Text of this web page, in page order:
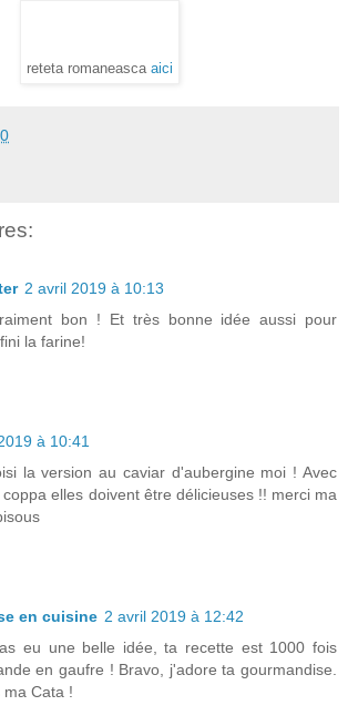
reteta romaneasca aici
2 avril 2019 à 10:13
bon ! Et très bonne idée aussi pour
la farine!
à 10:41
la version au caviar d'aubergine moi ! Avec
elles doivent être délicieuses !! merci ma
en cuisine 2 avril 2019 à 12:42
eu une belle idée, ta recette est 1000 fois
en gaufre ! Bravo, j'adore ta gourmandise.
Cata !